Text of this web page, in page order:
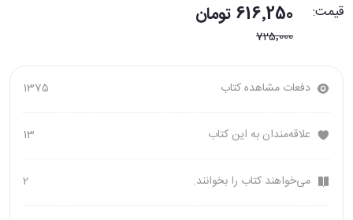
قیمت: 616٬250 تومان
725٬000
دفعات مشاهده کتاب 1375
علاقه‌مندان به این کتاب 13
می‌خواهند کتاب را بخوانند. 2